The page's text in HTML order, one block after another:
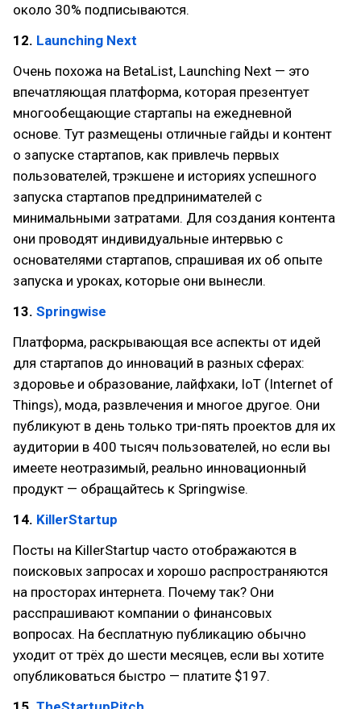
около 30% подписываются.
12. Launching Next
Очень похожа на BetaList, Launching Next — это
впечатляющая платформа, которая презентует
многообещающие стартапы на ежедневной
основе. Тут размещены отличные гайды и контент
о запуске стартапов, как привлечь первых
пользователей, трэкшене и историях успешного
запуска стартапов предпринимателей с
минимальными затратами. Для создания контента
они проводят индивидуальные интервью с
основателями стартапов, спрашивая их об опыте
запуска и уроках, которые они вынесли.
13. Springwise
Платформа, раскрывающая все аспекты от идей
для стартапов до инноваций в разных сферах:
здоровье и образование, лайфхаки, IoT (Internet of
Things), мода, развлечения и многое другое. Они
публикуют в день только три-пять проектов для их
аудитории в 400 тысяч пользователей, но если вы
имеете неотразимый, реально инновационный
продукт — обращайтесь к Springwise.
14. KillerStartup
Посты на KillerStartup часто отображаются в
поисковых запросах и хорошо распространяются
на просторах интернета. Почему так? Они
расспрашивают компании о финансовых
вопросах. На бесплатную публикацию обычно
уходит от трёх до шести месяцев, если вы хотите
опубликоваться быстро — платите $197.